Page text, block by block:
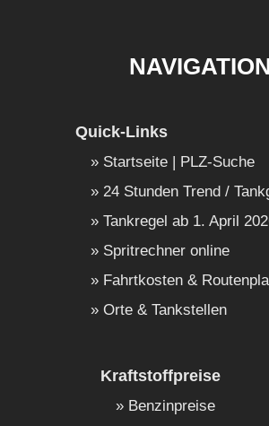
NAVIGATION
Quick-Links
Startseite | PLZ-Suche
24 Stunden Trend /
Tankregel ab 1. April
Spritrechner online
Fahrtkosten &
Orte & Tankstellen
Kraftstoffpreise
Benzinpreise